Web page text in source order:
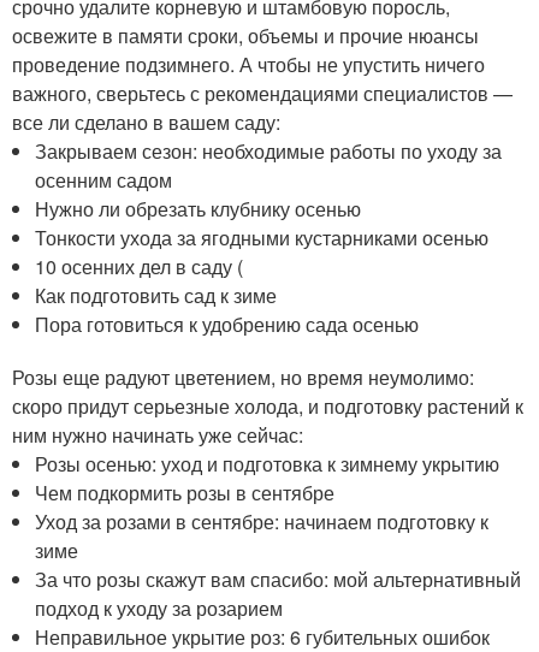
срочно удалите корневую и штамбовую поросль,
освежите в памяти сроки, объемы и прочие нюансы
проведение подзимнего. А чтобы не упустить ничего
важного, сверьтесь с рекомендациями специалистов —
все ли сделано в вашем саду:
Закрываем сезон: необходимые работы по уходу за
осенним садом
Нужно ли обрезать клубнику осенью
Тонкости ухода за ягодными кустарниками осенью
10 осенних дел в саду (
Как подготовить сад к зиме
Пора готовиться к удобрению сада осенью
Розы еще радуют цветением, но время неумолимо:
скоро придут серьезные холода, и подготовку растений к
ним нужно начинать уже сейчас:
Розы осенью: уход и подготовка к зимнему укрытию
Чем подкормить розы в сентябре
Уход за розами в сентябре: начинаем подготовку к
зиме
За что розы скажут вам спасибо: мой альтернативный
подход к уходу за розарием
Неправильное укрытие роз: 6 губительных ошибок